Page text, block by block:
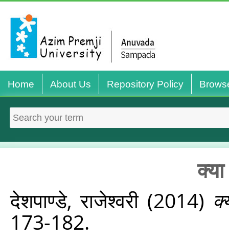
Home About Us Repository Policy
देशपाण्डे, राजेश्‍वरी(2014)
173-182.